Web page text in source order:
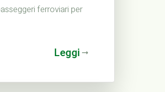
ferroviari per
Leggi